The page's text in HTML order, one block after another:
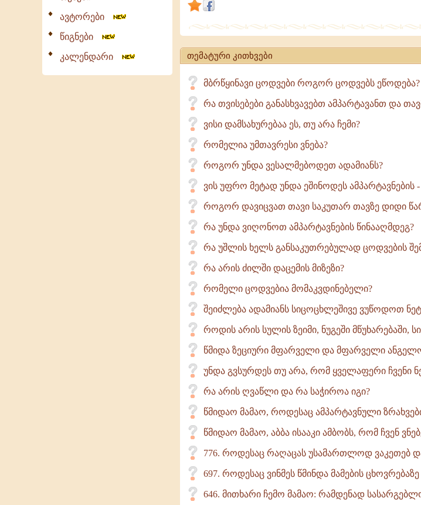
ავტორები
წიგნები
კალენდარი
თემატური კითხვები
მბრწყინავი ცოდვები როგორ ცოდვებს ეწოდება?
რა თვისებები განასხვავებთ ამპარტავანთ და
ვისი დამსახურებაა ეს, თუ არა ჩემი?
რომელია უმთავრესი ვნება?
როგორ უნდა ვესალმებოდეთ ადამიანს?
ვის უფრო მეტად უნდა ეშინოდეს
როგორ დავიცვათ თავი საკუთარ თავზე დიდი
რა უნდა ვიღონოთ ამპარტავნების წინააღმდეგ?
რა უშლის ხელს განსაკუთრებულად ცოდვების
რა არის ძილში დაცემის მიზეზი?
რომელი ცოდვებია მომაკვდინებელი?
შეიძლება ადამიანს სიცოცხლეშივე ვუწოდოთ
როდის არის სულის ზეიმი, ნუგეში მწუხარებაში,
წმიდა ზეციური მფარველი და მფარველი
უნდა გვსურდეს თუ არა, რომ ყველაფერი ჩვენი
რა არის ღვაწლი და რა საჭიროა იგი?
წმიდაო მამაო, როდესაც ამპარტავნული
წმიდაო მამაო, აბბა ისააკი ამბობს, რომ ჩვენ
776. როდესაც რაღაცას უსამართლოდ ვაკეთებ
697. როდესაც ვინმეს წმინდა მამების
646. მითხარი ჩემო მამაო: რამდენად